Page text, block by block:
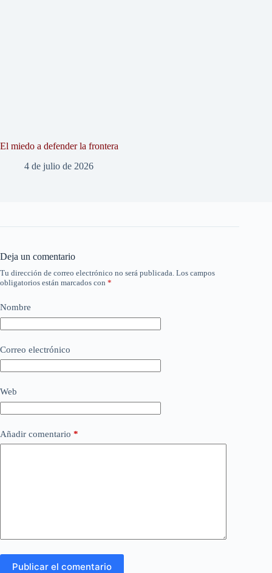
El miedo a defender la frontera
4 de julio de 2026
Deja un comentario
Tu dirección de correo electrónico no será publicada. Los campos
obligatorios están marcados con *
Nombre
Correo electrónico
Web
Añadir comentario *
Publicar el comentario